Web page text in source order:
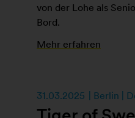
von der Lohe als
Bord.
Mehr erfahren
31.03.2025 Berlin |